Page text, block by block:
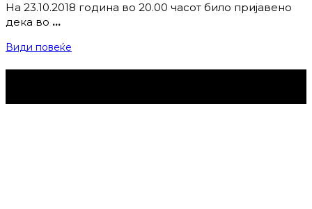
На 23.10.2018 година во 20.00 часот било пријавено
дека во …
Види повеќе